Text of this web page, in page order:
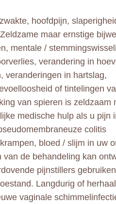
hoofdpijn,
maar ernstige
mentale /
verandering in
veranderingen in hartslag,
of tintelingen
van spieren is zeldzaam
medische hulp als u pijn
colitis
bloed / slijm in uw
de behandeling kan
pijnstillers
Langdurig of
vaginale